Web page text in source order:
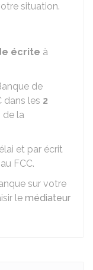
situation.
écrite à
de
dans les 2
de la
et par écrit
FCC.
sur votre
le médiateur